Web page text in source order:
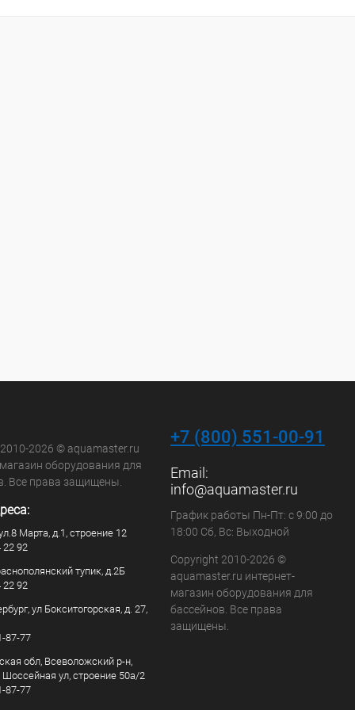
2026 © aquamaster.ru
оборудования для
Все права защищены.
Марта, д.1, строение 12
22 92
тупик, д.2Б
22 92
ул Бокситогорская, д. 27,
87-77
обл, Всеволожский р-н,
Шоссейная ул, строение 50а/2
87-77
+7 (800) 551-00-91
Email:
info@aquamaster.ru
График работы Пн-Пт: с 9:00 до
18:00 Сб, Вс: Выходной
Copyright 2010-2026 ©
aquamaster.ru интернет-
магазин оборудования для
бассейнов. Все права
защищены.